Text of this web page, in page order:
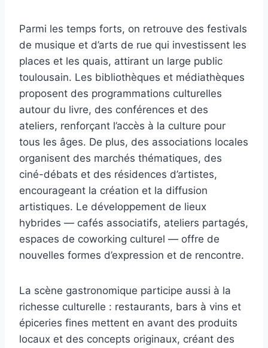
Parmi les temps forts, on retrouve des festivals
de musique et d’arts de rue qui investissent les
places et les quais, attirant un large public
toulousain. Les bibliothèques et médiathèques
proposent des programmations culturelles
autour du livre, des conférences et des
ateliers, renforçant l’accès à la culture pour
tous les âges. De plus, des associations locales
organisent des marchés thématiques, des
ciné-débats et des résidences d’artistes,
encourageant la création et la diffusion
artistiques. Le développement de lieux
hybrides — cafés associatifs, ateliers partagés,
espaces de coworking culturel — offre de
nouvelles formes d’expression et de rencontre.
La scène gastronomique participe aussi à la
richesse culturelle : restaurants, bars à vins et
épiceries fines mettent en avant des produits
locaux et des concepts originaux, créant des